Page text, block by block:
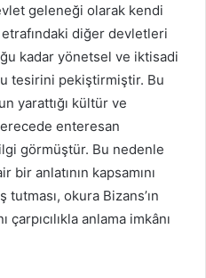
geleneği olarak kendi
etrafındaki diğer devletleri
kadar yönetsel ve iktisadi
tesirini pekiştirmiştir. Bu
yarattığı kültür ve
enteresan
görmüştür. Bu nedenle
bir anlatının kapsamını
okura Bizans’ın
anlama imkânı